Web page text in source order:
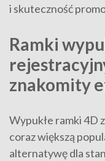
i skuteczność
Ramki
znakomity
Wypukłe ramki 4D
coraz większą
alternatywę dla